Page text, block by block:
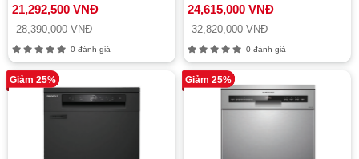
21,292,500 VNĐ
28,390,000 VNĐ
0 đánh giá
24,615,000 VNĐ
32,820,000 VNĐ
0 đánh giá
Giảm 25% Giảm 25%